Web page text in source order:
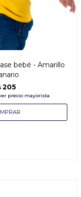
bebé - Amarillo
205